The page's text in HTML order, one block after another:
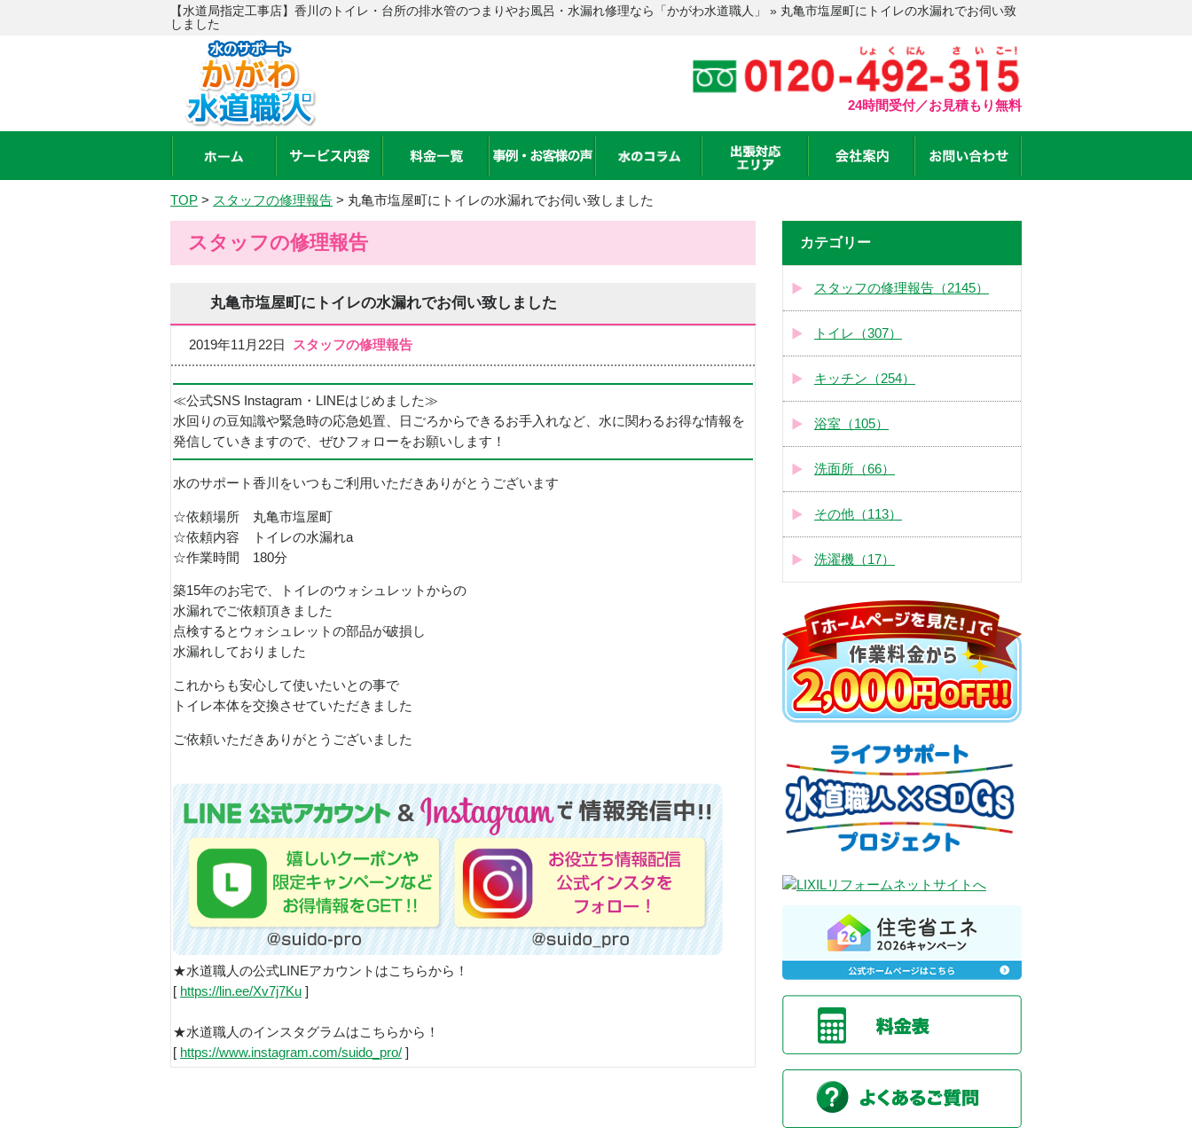
【水道局指定工事店】香川のトイレ・台所の排水管のつまりやお風呂・水漏れ修理なら「かがわ水道職人」 » 丸亀市塩屋町にトイレの水漏れでお伺い致
しました
24時間受付／お見積もり無料
TOP > スタッフの修理報告 > 丸亀市塩屋町にトイレの水漏れでお伺い致しました
スタッフの修理報告
丸亀市塩屋町にトイレの水漏れでお伺い致しました
2019年11月22日 スタッフの修理報告
≪公式SNS Instagram・LINEはじめました≫
水回りの豆知識や緊急時の応急処置、日ごろからできるお手入れなど、水に関わるお得な情報を
発信していきますので、ぜひフォローをお願いします！
水のサポート香川をいつもご利用いただきありがとうございます
☆依頼場所 丸亀市塩屋町
☆依頼内容 トイレの水漏れa
☆作業時間 180分
築15年のお宅で、トイレのウォシュレットからの
水漏れでご依頼頂きました
点検するとウォシュレットの部品が破損し
水漏れしておりました
これからも安心して使いたいとの事で
トイレ本体を交換させていただきました
ご依頼いただきありがとうございました
★水道職人の公式LINEアカウントはこちらから！
[ https://lin.ee/Xv7j7Ku ]
★水道職人のインスタグラムはこちらから！
[ https://www.instagram.com/suido_pro/ ]
カテゴリー
スタッフの修理報告（2145）
トイレ（307）
キッチン（254）
浴室（105）
洗面所（66）
その他（113）
洗濯機（17）